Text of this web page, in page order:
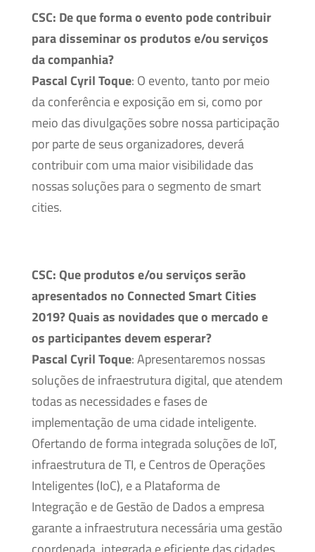
CSC: De que forma o evento pode contribuir
para disseminar os produtos e/ou serviços
da companhia?
Pascal Cyril Toque: O evento, tanto por meio
da conferência e exposição em si, como por
meio das divulgações sobre nossa participação
por parte de seus organizadores, deverá
contribuir com uma maior visibilidade das
nossas soluções para o segmento de smart
cities.
CSC:Que produtos e/ou serviços serão
apresentados no Connected Smart Cities
2019? Quais as novidades que o mercado e
os participantes devem esperar?
Pascal Cyril Toque: Apresentaremos nossas
soluções de infraestrutura digital, que atendem
todas as necessidades e fases de
implementação de uma cidade inteligente.
Ofertando de forma integrada soluções de IoT,
infraestrutura de TI, e Centros de Operações
Inteligentes (IoC), e a Plataforma de
Integração e de Gestão de Dados a empresa
garante a infraestrutura necessária uma gestão